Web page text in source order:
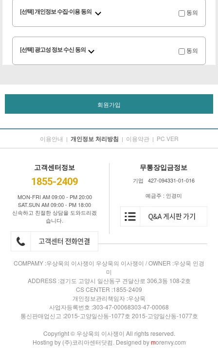
[선택] 개인정보 수집·이용 동의 동의
[선택] 광고성 정보 수신 동의 동의
회원가입
이용안내 | 개인정보 처리방침 | 이용약관 | PC VER
고객센터정보
1855-2409
MON-FRI AM 09:00 - PM 20:00
SAT.SUN AM 09:00 - PM 18:00
신속하고 친절한 상담을 도와드리겠
습니다.
무통장입금정보
기업 427-094331-01-016
예금주 : 인경미
COMPAMY :우상욱의 이사쟁이 우상욱의 이사쟁이 / OWNER :우상욱 인경
미
ADDRESS :경기도 고양시 일산동구 견달산로 306,3동 108-2호
CS CENTER :1855-2409
개인정보관리책임자 :우상욱
사업자등록번호 :303-47-00068303-47-00068
통신판매업신고 :2015-고양일산동-1077호 2015-고양일산동-1077호
Copyright © 우상욱의 이사쟁이 All rights reserved.
Hosting by (주)코리아센터닷컴. Designed bymorenvy.com